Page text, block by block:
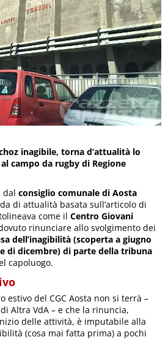
inagibile, torna d’attualità lo
campo da rugby di Regione
dalconsiglio comunale di Aosta
di attualità basata sull’articolo di
come ilCentro Giovani
rinunciare allo svolgimento dei
dell’inagibilità (scoperta a giugno
di dicembre) di parte della tribuna
capoluogo.
estivo del CGC Aosta non si terrà –
Altra VdA – e che la rinuncia,
delle attività, è imputabile alla
(cosa mai fatta prima) a pochi